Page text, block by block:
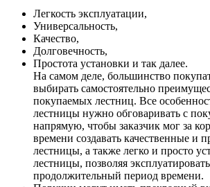
Легкость эксплуатации,
Универсальность,
Качество,
Долговечность,
Простота установки и так далее.
На самом деле, большинство
выбирать самостоятельно
покупаемых лестниц. Все
лестницы нужно обговаривать с
напрямую, чтобы заказчик мог за
времени создавать качественные и
лестницы, а также легко и просто
лестницы, позволяя
продолжительный период времени.